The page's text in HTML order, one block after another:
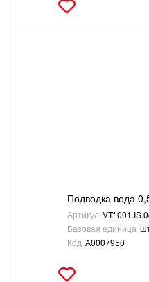
Подводка вода
Артикул
Базовая единица
Код А0007950